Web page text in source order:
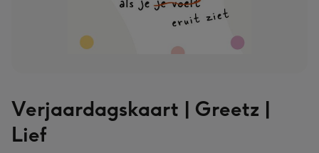
Verjaardagskaart | Greetz |
Lief